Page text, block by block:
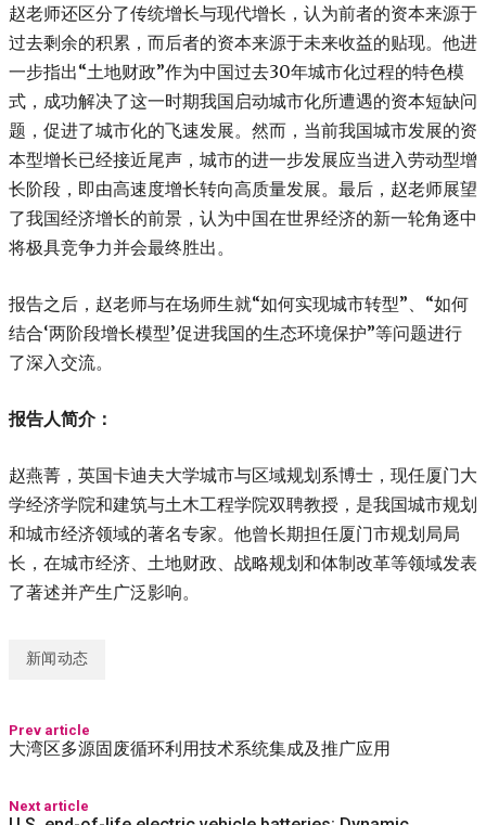
赵老师还区分了传统增长与现代增长，认为前者的资本来源于
过去剩余的积累，而后者的资本来源于未来收益的贴现。他进
一步指出“土地财政”作为中国过去30年城市化过程的特色模
式，成功解决了这一时期我国启动城市化所遭遇的资本短缺问
题，促进了城市化的飞速发展。然而，当前我国城市发展的资
本型增长已经接近尾声，城市的进一步发展应当进入劳动型增
长阶段，即由高速度增长转向高质量发展。最后，赵老师展望
了我国经济增长的前景，认为中国在世界经济的新一轮角逐中
将极具竞争力并会最终胜出。
报告之后，赵老师与在场师生就“如何实现城市转型”、“如何
结合‘两阶段增长模型’促进我国的生态环境保护”等问题进行
了深入交流。
报告人简介：
赵燕菁，英国卡迪夫大学城市与区域规划系博士，现任厦门大
学经济学院和建筑与土木工程学院双聘教授，是我国城市规划
和城市经济领域的著名专家。他曾长期担任厦门市规划局局
长，在城市经济、土地财政、战略规划和体制改革等领域发表
了著述并产生广泛影响。
新闻动态
Prev article
大湾区多源固废循环利用技术系统集成及推广应用
Next article